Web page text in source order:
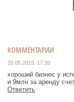
КОММЕНТАРИИ
20.05.2015, 17:39
хороший бизнес у
и 9млн за аренду
Ответить